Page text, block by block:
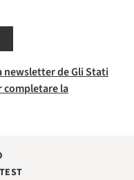
newsletter de Gli Stati
completare la